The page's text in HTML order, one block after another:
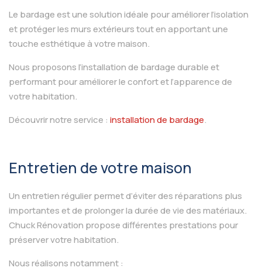
Le bardage est une solution idéale pour améliorer l’isolation
et protéger les murs extérieurs tout en apportant une
touche esthétique à votre maison.
Nous proposons l’installation de bardage durable et
performant pour améliorer le confort et l’apparence de
votre habitation.
Découvrir notre service : installation de bardage.
Entretien de votre maison
Un entretien régulier permet d’éviter des réparations plus
importantes et de prolonger la durée de vie des matériaux.
Chuck Rénovation propose différentes prestations pour
préserver votre habitation.
Nous réalisons notamment :